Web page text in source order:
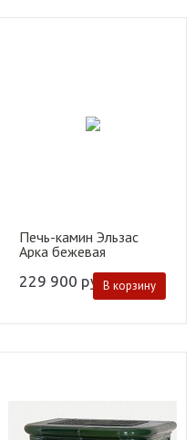
Печь-камин Эльзас
Арка бежевая
229 900 руб.В корзину